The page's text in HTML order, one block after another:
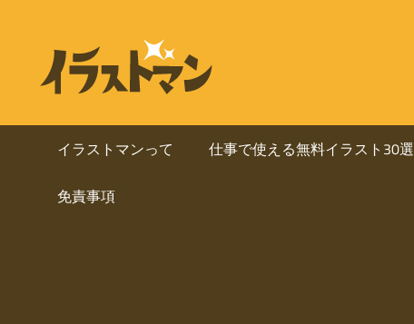
ネ
ラ
ス
イラストマンって 仕事で使える無料イラスト30選
免責事項